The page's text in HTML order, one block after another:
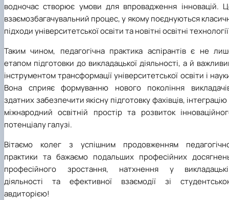
водночас створює умови для впровадження інновацій.
взаємозбагачувальний процес, у якому поєднуються
підходи університетської освіти та новітні освітні
Таким чином, педагогічна практика аспірантів є не
етапом підготовки до викладацької діяльності, а й
інструментом трансформації університетської освіти і
Вона сприяє формуванню нового покоління
здатних забезпечити якісну підготовку фахівців, інтеграцію
міжнародний освітній простір та розвиток
потенціалу галузі.
Вітаємо колег з успішним продовженням
практики та бажаємо подальших професійних
професійного зростання, натхнення у
діяльності та ефективної взаємодії зі
авдиторією!